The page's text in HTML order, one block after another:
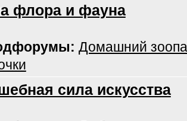
флора и фауна
Домашний
сила искусства